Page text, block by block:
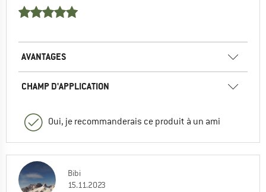
AVANTAGES
CHAMP D'APPLICATION
Oui, je recommanderais ce produit à un ami
Bibi
15.11.2023